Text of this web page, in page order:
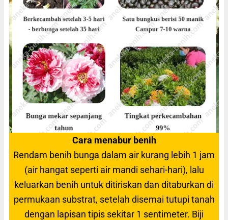
Cara menabur benih
Rendam benih bunga dalam air kurang lebih 1 jam
(air hangat seperti air mandi sehari-hari), lalu
keluarkan benih untuk ditiriskan dan ditaburkan di
permukaan substrat, setelah disemai tutupi tanah
dengan lapisan tipis sekitar 1 sentimeter. Biji